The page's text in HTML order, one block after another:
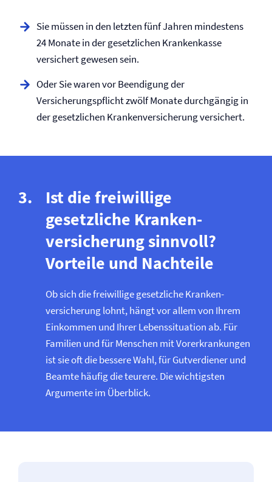
Sie müssen in den letzten fünf Jahren mindestens
24 Monate in der gesetzlichen Krankenkasse
versichert gewesen sein.
Oder Sie waren vor Beendigung der
Versicherungspflicht zwölf Monate durchgängig in
der gesetzlichen Kranken­versicherung versichert.
Ist die freiwillige
gesetzliche Kranken­
versicherung sinnvoll?
Vorteile und Nachteile
Ob sich die freiwillige gesetzliche Kranken­
versicherung lohnt, hängt vor allem von Ihrem
Einkommen und Ihrer Lebenssituation ab. Für
Familien und für Menschen mit Vor­erkrankungen
ist sie oft die bessere Wahl, für Gutverdiener und
Beamte häufig die teurere. Die wichtigsten
Argumente im Überblick.